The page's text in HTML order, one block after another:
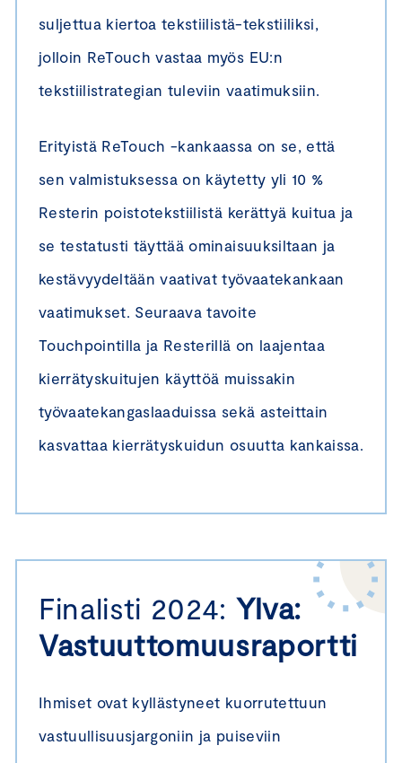
suljettua kiertoa tekstiilistä-tekstiiliksi,
jolloin ReTouch vastaa myös EU:n
tekstiilistrategian tuleviin vaatimuksiin.
Erityistä ReTouch -kankaassa on se, että
sen valmistuksessa on käytetty yli 10 %
Resterin poistotekstiilistä kerättyä kuitua ja
se testatusti täyttää ominaisuuksiltaan ja
kestävyydeltään vaativat työvaatekankaan
vaatimukset. Seuraava tavoite
Touchpointilla ja Resterillä on laajentaa
kierrätyskuitujen käyttöä muissakin
työvaatekangaslaaduissa sekä asteittain
kasvattaa kierrätyskuidun osuutta kankaissa.
Finalisti 2024: Ylva:
Vastuuttomuusraportti
Ihmiset ovat kyllästyneet kuorrutettuun
vastuullisuusjargoniin ja puiseviin